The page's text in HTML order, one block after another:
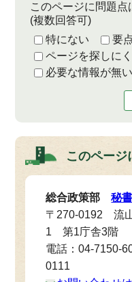
このページに問題点
(複数回答可)
特にない
要
ページを探しに
必要な情報が無い
このページ
総合政策部秘
〒270-0192 流
1 第1庁舎3階
電話：04-7150-
0111